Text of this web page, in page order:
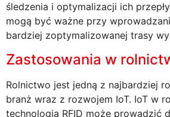
śledzenia i optymalizacji ich
mogą być ważne przy
bardziej zoptymalizowanej trasy
Zastosowania w
Rolnictwo jest jedną z najbardziej
branż wraz z rozwojem IoT. IoT w
technologią RFID może prowadzić